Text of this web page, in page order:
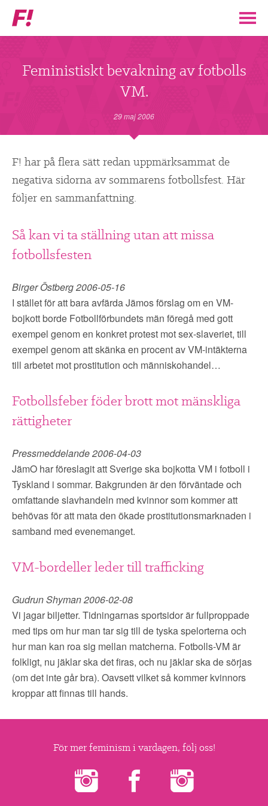
Feministiskt
initiativ
ENGAGERA DIG I F! ▼
ENAD RÖST
PARTILEDARE
FÖR MEDLEMMAR ▼
NYHETER
Feministiskt bevakning av fotbolls
VM.
29 maj 2006
F! har på flera sätt redan uppmärksammat de
negativa sidorna av sommarens fotbollsfest. Här
följer en sammanfattning.
Så kan vi ta ställning utan att missa
fotbollsfesten
Birger Östberg 2006-05-16
I stället för att bara avfärda Jämos förslag om en VM-
bojkott borde Fotbollförbundets män föregå med gott
exempel genom en konkret protest mot sex-slaveriet, till
exempel genom att skänka en procent av VM-intäkterna
till arbetet mot prostitution och människohandel…
Fotbollsfeber föder brott mot mänskliga
rättigheter
Pressmeddelande 2006-04-03
JämO har föreslagit att Sverige ska bojkotta VM i fotboll i
Tyskland i sommar. Bakgrunden är den förväntade och
omfattande slavhandeln med kvinnor som kommer att
behövas för att mata den ökade prostitutionsmarknaden i
samband med evenemanget.
VM-bordeller leder till trafficking
Gudrun Shyman 2006-02-08
Vi jagar biljetter. Tidningarnas sportsidor är fullproppade
med tips om hur man tar sig till de tyska spelorterna och
hur man kan roa sig mellan matcherna. Fotbolls-VM är
folkligt, nu jäklar ska det firas, och nu jäklar ska de sörjas
(om det inte går bra). Oavsett vilket så kommer kvinnors
kroppar att finnas till hands.
För mer feminism i vardagen, följ oss!